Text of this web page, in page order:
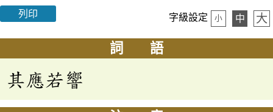
列印 字級設定 小 中 大
詞 語
其應若響